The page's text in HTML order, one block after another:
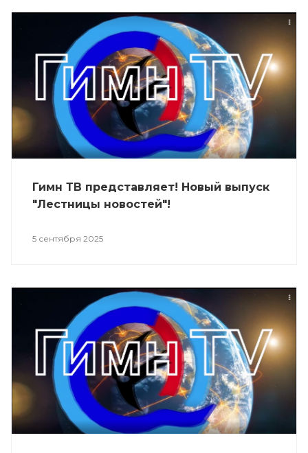
Гимн ТВ представляет! Новый выпуск
"Лестницы новостей"!
5 сентября 2025